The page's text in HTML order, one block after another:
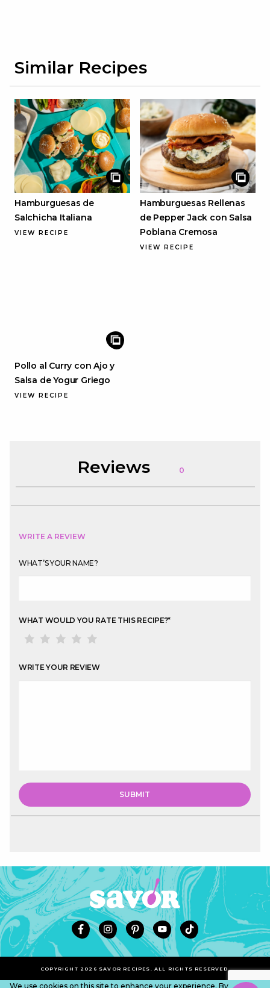
Similar Recipes
Hamburguesas de
Salchicha Italiana
VIEW RECIPE
Hamburguesas Rellenas
de Pepper Jack con Salsa
Poblana Cremosa
VIEW RECIPE
Pollo al Curry con Ajo y
Salsa de Yogur Griego
VIEW RECIPE
Reviews 0
WRITE A REVIEW
WHAT’S YOUR NAME?
WHAT WOULD YOU RATE THIS RECIPE?*
WRITE YOUR REVIEW
COPYRIGHT 2026 SAVOR RECIPES. ALL RIGHTS RESERVED.
We use cookies on this site to enhance your experience. By